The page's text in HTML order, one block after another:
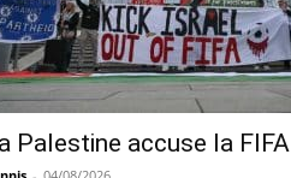
Palestine accuse la FIFA